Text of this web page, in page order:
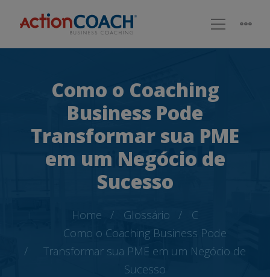
Como o Coaching
Business Pode
Transformar sua PME
em um Negócio de
Sucesso
Home Glossário
C
Como o Coaching Business Pode
Transformar sua PME em um Negócio de
Sucesso